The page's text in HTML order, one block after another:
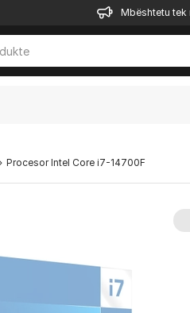
Mbështetu tek
Procesor Intel Core i7-14700F